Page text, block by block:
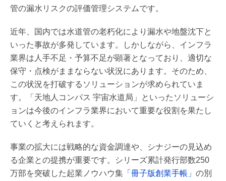
管の漏水リスクの評価管理システムです。
近年、国内では水道管の老朽化により漏水や地盤沈下と
いった事故が多発しています。しかしながら、インフラ
業界は人手不足・予算不足が顕著となっており、適切な
保守・点検がままならない状況にあります。そのため、
この状況を打破するソリューションが求められていま
す。「天地人コンパス 宇宙水道局」といったソリューシ
ョンは今後のインフラ業界において重要な役割を果たし
ていくと考えられます。
事業の拡大には戦略的な資金調達や、シナジーの見込め
る企業との提携が重要です。シリーズ累計発行部数250
万部を突破した起業ノウハウ集 「冊子版創業手帳」 の別